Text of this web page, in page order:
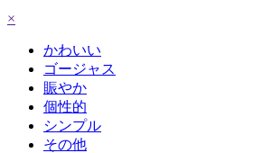
×
かわいい
ゴージャス
賑やか
個性的
シンプル
その他